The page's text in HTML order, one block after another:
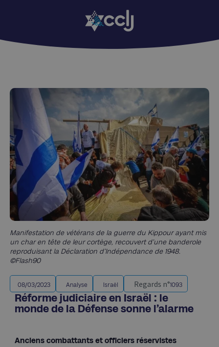
Manifestation de vétérans de la guerre du Kippour ayant mis
un char en tête de leur cortège, recouvert d’une banderole
reproduisant la Déclaration d’Indépendance de 1948.
©Flash90
08/03/2023 Analyse Israël Regards n°1093
Réforme judiciaire en Israël : le
monde de la Défense sonne l’alarme
Anciens combattants et officiers réservistes